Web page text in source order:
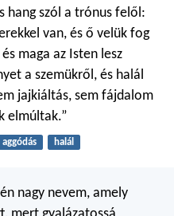
hang szól a trónus felől:
van, és ő velük fog
maga az Isten lesz
a szemükről, és halál
jajkiáltás, sem fájdalom
elmúltak.”
aggódás halál
nagy nevem, amely